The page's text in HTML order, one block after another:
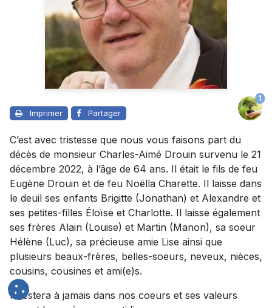
Imprimer Partager
1
C’est avec tristesse que nous vous faisons part du
décès de monsieur Charles-Aimé Drouin survenu le 21
décembre 2022, à l’âge de 64 ans. Il était le fils de feu
Eugène Drouin et de feu Noëlla Charette. Il laisse dans
le deuil ses enfants Brigitte (Jonathan) et Alexandre et
ses petites-filles Éloïse et Charlotte. Il laisse également
ses frères Alain (Louise) et Martin (Manon), sa soeur
Hélène (Luc), sa précieuse amie Lise ainsi que
plusieurs beaux-frères, belles-soeurs, neveux, nièces,
cousins, cousines et ami(e)s.
Il restera à jamais dans nos coeurs et ses valeurs